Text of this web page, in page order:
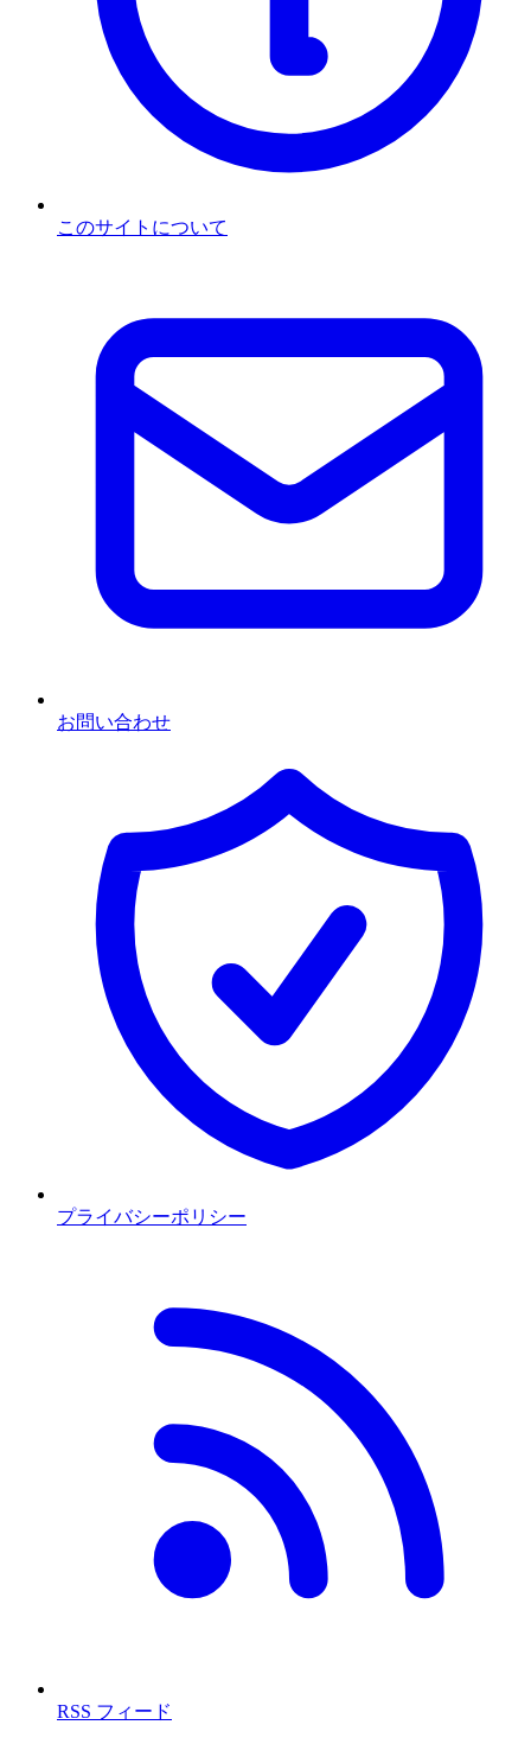
このサイトについて
お問い合わせ
プライバシーポリシー
RSS フィード